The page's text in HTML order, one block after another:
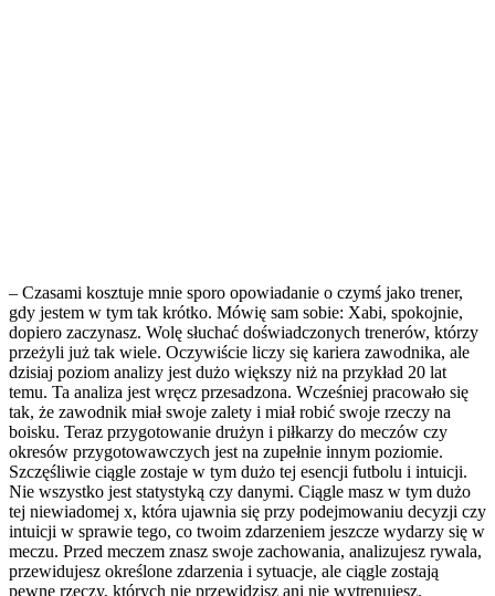
– Czasami kosztuje mnie sporo opowiadanie o czymś jako trener,
gdy jestem w tym tak krótko. Mówię sam sobie: Xabi, spokojnie,
dopiero zaczynasz. Wolę słuchać doświadczonych trenerów, którzy
przeżyli już tak wiele. Oczywiście liczy się kariera zawodnika, ale
dzisiaj poziom analizy jest dużo większy niż na przykład 20 lat
temu. Ta analiza jest wręcz przesadzona. Wcześniej pracowało się
tak, że zawodnik miał swoje zalety i miał robić swoje rzeczy na
boisku. Teraz przygotowanie drużyn i piłkarzy do meczów czy
okresów przygotowawczych jest na zupełnie innym poziomie.
Szczęśliwie ciągle zostaje w tym dużo tej esencji futbolu i intuicji.
Nie wszystko jest statystyką czy danymi. Ciągle masz w tym dużo
tej niewiadomej x, która ujawnia się przy podejmowaniu decyzji czy
intuicji w sprawie tego, co twoim zdarzeniem jeszcze wydarzy się w
meczu. Przed meczem znasz swoje zachowania, analizujesz rywala,
przewidujesz określone zdarzenia i sytuacje, ale ciągle zostają
pewne rzeczy, których nie przewidzisz ani nie wytrenujesz.